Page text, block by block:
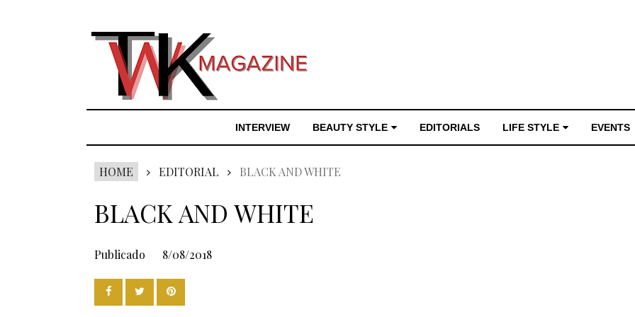
INTERVIEW BEAUTY STYLE EDITORIALS LIFE STYLE EVENTS
HOME EDITORIAL BLACK AND WHITE
BLACK AND WHITE
Publicado 8/08/2018